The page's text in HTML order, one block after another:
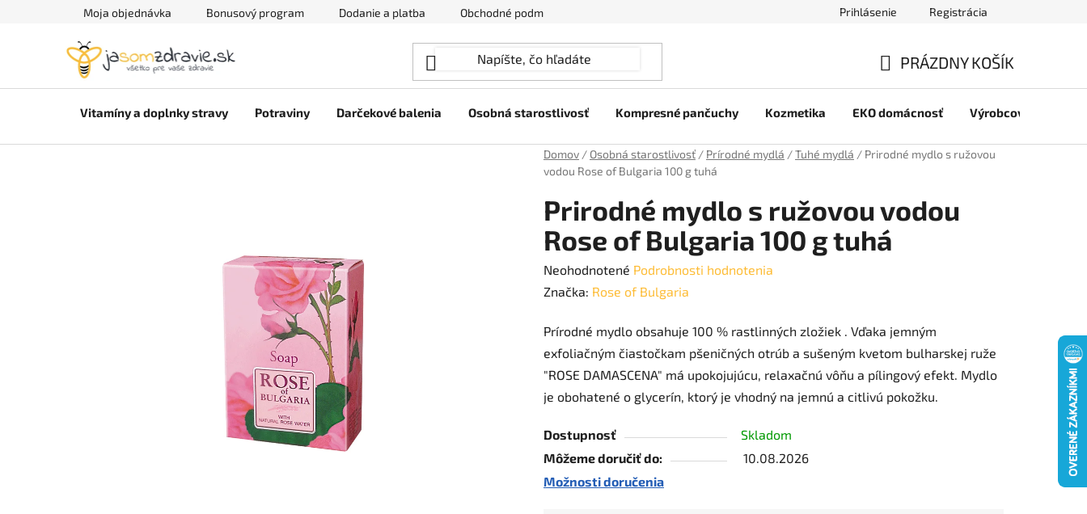
Moja objednávka Bonusový program Dodanie a platba Obchodné podmienky Prihlásenie Registrácia
KOŠÍK
PRÁZDNY KOŠÍK
Vitamíny a doplnky stravy Potraviny Darčekové balenia Osobná starostlivosť Kompresné pančuchy Kozmetika EKO domácnosť Výrobcovia
Domov / Osobná starostlivosť / Prírodné mydlá /Tuhé mydlá / Prirodné mydlo s ružovou
vodou Rose of Bulgaria 100 g tuhá
Prirodné mydlo s ružovou vodou
Rose of Bulgaria 100 g tuhá
Priemerné
hodnotenie
je
0,0
z
5
Neohodnotené Podrobnosti hodnotenia
Značka: Rose of Bulgaria
Prírodné mydlo obsahuje 100 % rastlinných zložiek . Vďaka jemným
exfoliačným čiastočkam pšeničných otrúb a sušeným kvetom bulharskej ruže
"ROSE DAMASCENA" má upokojujúcu, relaxačnú vôňu a pílingový efekt. Mydlo
je obohatené o glycerín, ktorý je vhodný na jemnú a citlivú pokožku.
Dostupnosť
Skladom
Môžeme doručiť do:
10.08.2026
Možnosti doručenia